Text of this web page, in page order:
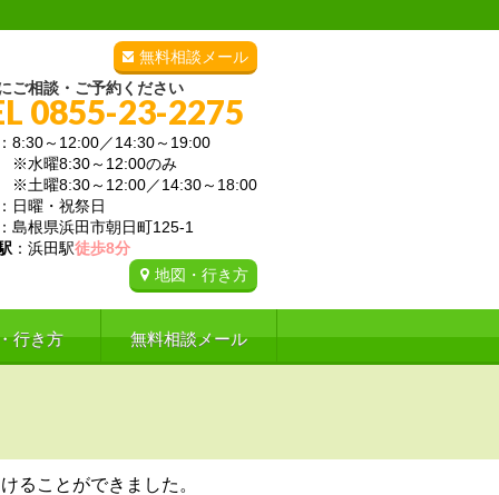
無料相談メール
ご相談・ご予約ください
0855-23-2275
8:30～12:00／14:30～19:00
8:30～12:00のみ
8:30～12:00／14:30～18:00
日曜・祝祭日
島根県浜田市朝日町125-1
：浜田駅徒歩8分
地図・行き方
行き方 無料相談メール
ることができました。